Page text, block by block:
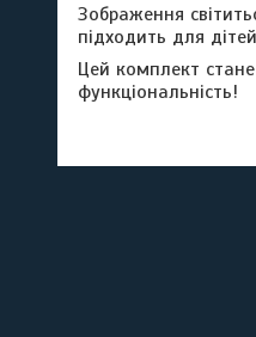
Зображення
підходить для
Цей комплект
функціональність!